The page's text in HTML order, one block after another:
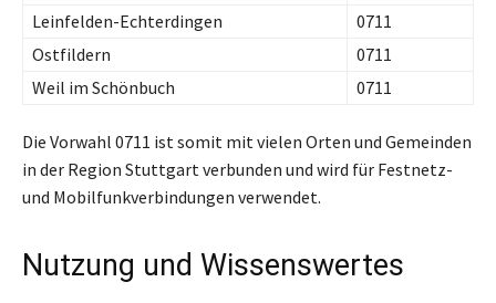
Leinfelden-Echterdingen
0711
Ostfildern
0711
Weil im Schönbuch
0711
Die Vorwahl 0711 ist somit mit vielen Orten und Gemeinden
in der Region Stuttgart verbunden und wird für Festnetz-
und Mobilfunkverbindungen verwendet.
Nutzung und Wissenswertes